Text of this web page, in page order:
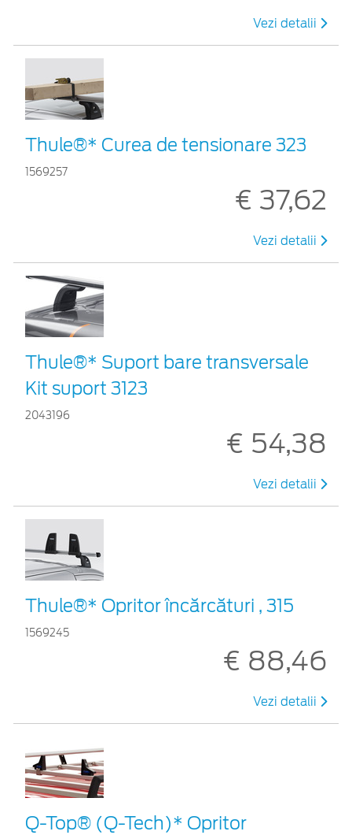
Vezi detalii
Thule®* Curea de tensionare 323
1569257
€ 37,62
Vezi detalii
Thule®* Suport bare transversale
Kit suport 3123
2043196
€ 54,38
Vezi detalii
Thule®* Opritor încărcături , 315
1569245
€ 88,46
Vezi detalii
Q-Top® (Q-Tech)* Opritor